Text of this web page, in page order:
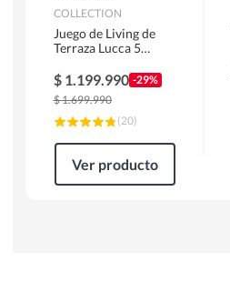
COLLECTION
Juego de Living de
Terraza Lucca 5
$ 1.199.990 -29%
$1.699.990
(20)
Ver producto